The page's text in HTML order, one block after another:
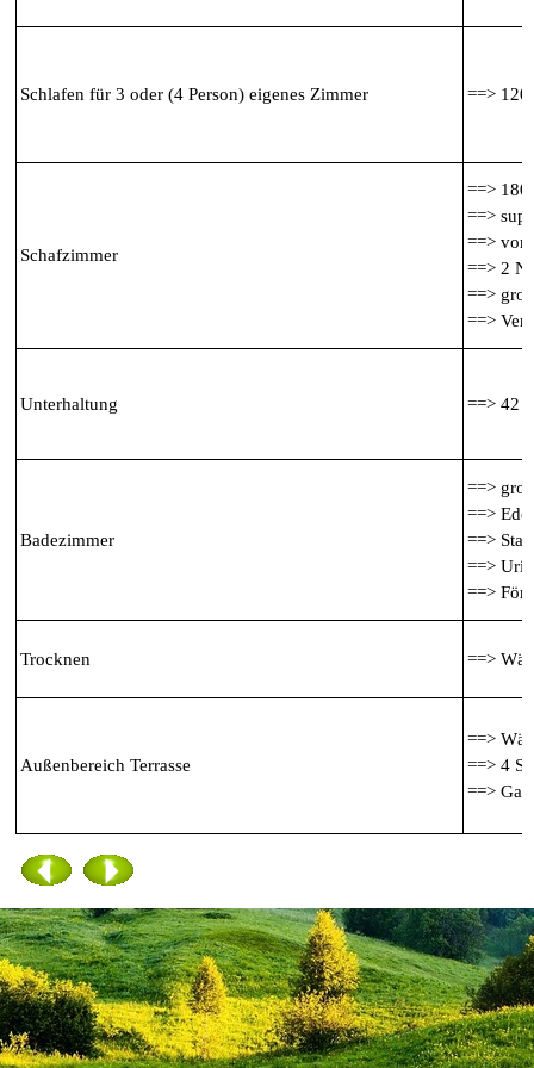
Schlafen für 3 oder (4 Person) eigenes Zimmer ==>
Schafzimmer
==>
==>
==>
==> 2
==>
==>
Unterhaltung ==> 42
Badezimmer
==>
==>
==>
==>
==> Fön
Trocknen ==>
Außenbereich Terrasse
==>
==> 4
==>